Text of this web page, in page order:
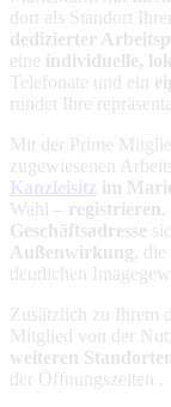
dort als Standort
dedizierter
eine individuelle,
Telefonate und ein
rundet Ihre
Mit der Prime
zugewiesenen
Kanzleisitz im
Wahl –
registrieren
Geschäftsadresse
Außenwirkung ,
deutlichen
Zusätzlich zu Ihrem
Mitglied von der
weiteren
der Öffnungszeiten .